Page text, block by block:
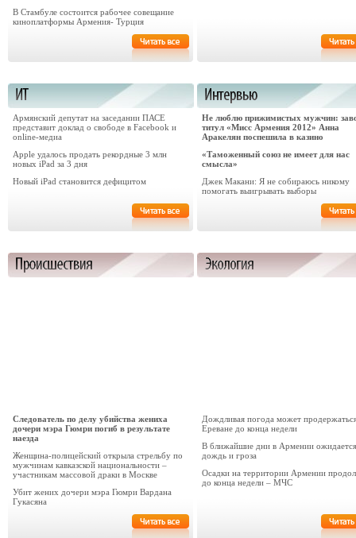
В Стамбуле состоится рабочее совещание
киноплатформы Армения- Турция
Армянский депутат на заседании ПАСЕ
представит доклад о свободе в Facebook и
online-медиа
Apple удалось продать рекордные 3 млн
новых iPad за 3 дня
Новый iPad становится дефицитом
Не люблю прижимистых мужчин:
титул «Мисс Армения 2012» Анна
Аракелян поспешила в казино
«Таможенный союз не имеет для нас
смысла»
Джек Макани: Я не собираюсь никому
помогать выигрывать выборы
Следователь по делу убийства жениха
дочери мэра Гюмри погиб в результате
наезда
Женщина-полицейский открыла стрельбу по
мужчинам кавказской национальности –
участникам массовой драки в Москве
Убит жених дочери мэра Гюмри Вардана
Гукасяна
Дождливая погода может
Ереване до конца недели
В ближайшие дни в Армении ожидается
дождь и гроза
Осадки на территории Армении
до конца недели – МЧС